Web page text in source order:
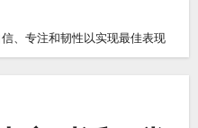
、专注和韧性以实现最佳表现